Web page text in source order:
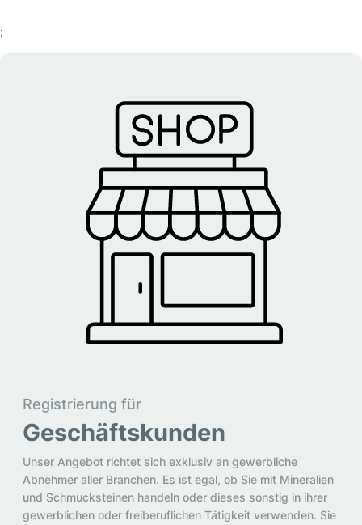
;
Registrierung für
Geschäftskunden
Unser Angebot richtet sich exklusiv an gewerbliche
Abnehmer aller Branchen. Es ist egal, ob Sie mit Mineralien
und Schmucksteinen handeln oder dieses sonstig in ihrer
gewerblichen oder freiberuflichen Tätigkeit verwenden. Sie